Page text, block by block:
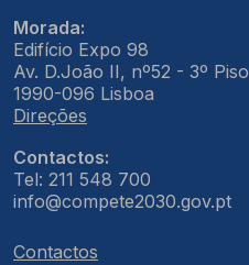
Morada:
Edifício Expo 98
Av. D.João II, nº52 - 3º Piso
1990-096 Lisboa
Direções
Contactos:
Tel: 211 548 700
info@compete2030.gov.pt
Contactos